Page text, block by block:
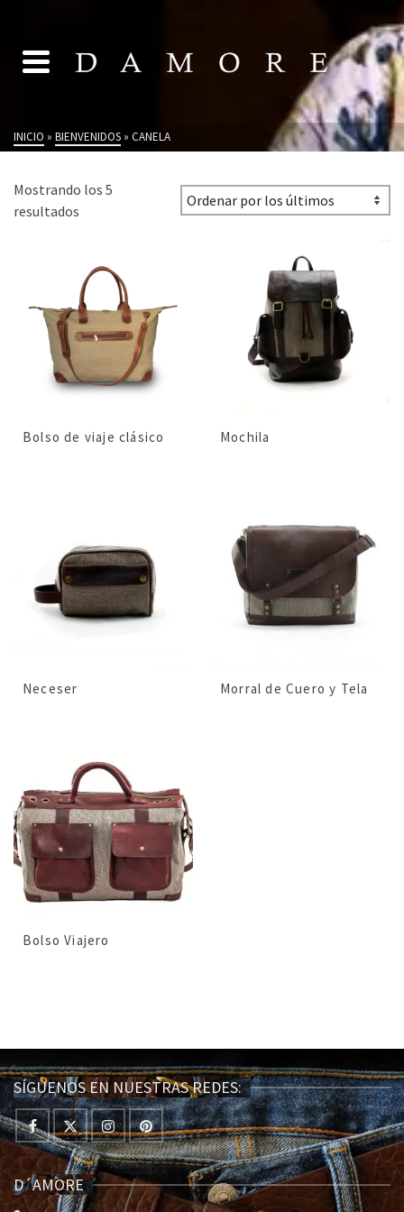
INICIO » BIENVENIDOS » CANELA
Mostrando los 5
resultados
últimos
Bolso de viaje clásico Mochila
Neceser Morral de Cuero y Tela
Bolso Viajero
SÍGUENOS EN NUESTRAS REDES:
D´AMORE